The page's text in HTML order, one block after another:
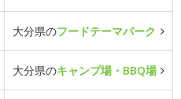
大分県のフードテーマパーク
大分県のキャンプ場・BBQ場